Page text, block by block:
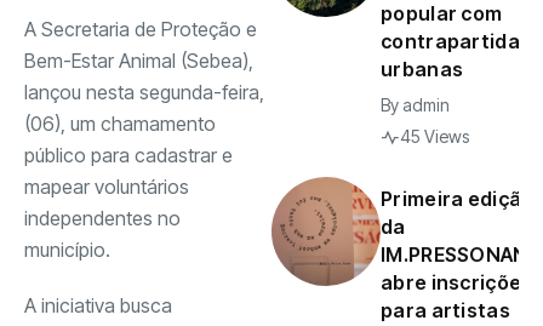
A Secretaria de Proteção e
Bem-Estar Animal (Sebea),
lançou nesta segunda-feira,
(06), um chamamento
público para cadastrar e
mapear voluntários
independentes no
município.
A iniciativa busca
popular com
contrapartidas
urbanas
By admin
45 Views
Primeira edição
da
abre inscrições
para artistas